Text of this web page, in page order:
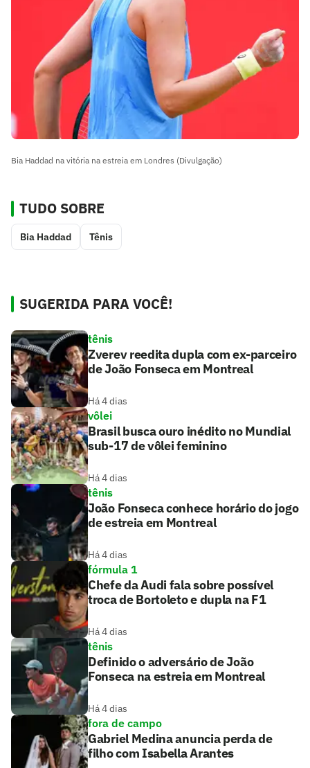
Bia Haddad na vitória na estreia em Londres (Divulgação)
TUDO SOBRE
Bia Haddad Tênis
SUGERIDA PARA VOCÊ!
tênis
Zverev reedita dupla com ex-parceiro
de João Fonseca em Montreal
Há 4 dias
vôlei
Brasil busca ouro inédito no Mundial
sub-17 de vôlei feminino
Há 4 dias
tênis
João Fonseca conhece horário do jogo
de estreia em Montreal
Há 4 dias
fórmula 1
Chefe da Audi fala sobre possível
troca de Bortoleto e dupla na F1
Há 4 dias
tênis
Definido o adversário de João
Fonseca na estreia em Montreal
Há 4 dias
fora de campo
Gabriel Medina anuncia perda de
filho com Isabella Arantes